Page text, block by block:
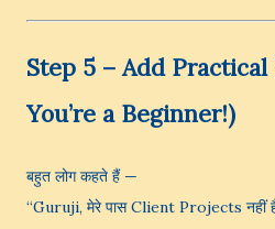
Step 5 – Add
You’re a Beginner!)
बहुत लोग कहते हैं —
“Guruji, मेरे पास Client Projects नहीं